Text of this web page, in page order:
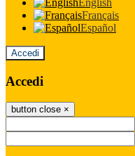
English
Français
Español
Accedi
Accedi
button close ×